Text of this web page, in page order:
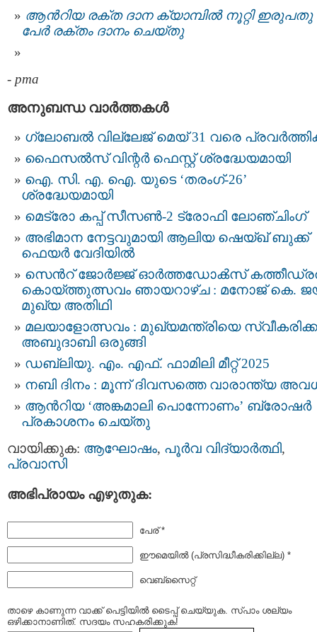
ആന്‍റിയ രക്ത ദാന ക്യാമ്പില്‍ നൂറ്റി ഇരുപതു
പേര്‍ രക്തം ദാനം ചെയ്തു
- pma
അനുബന്ധ വാര്‍ത്തകള്‍
ഗ്ലോബൽ വില്ലേജ് മെയ് 31 വരെ
ഫൈസൽസ് വിന്റർ ഫെസ്റ്റ് ശ്രദ്ധേയമായി
ഐ. സി. എ. ഐ. യുടെ ‘തരംഗ്-26’
ശ്രദ്ധേയമായി
മെട്രോ കപ്പ് സീസൺ-2 ട്രോഫി ലോഞ്ചിംഗ്
അഭിമാന നേട്ടവുമായി ആലിയ ഷെയ്ഖ് ബുക്ക്
ഫെയർ വേദിയിൽ
സെന്‍റ് ജോർജ്ജ് ഓർത്തഡോൿസ്‌
കൊയ്ത്തുത്സവം ഞായറാഴ്ച : മനോജ് കെ.
മുഖ്യ അതിഥി
മ​ല​യാ​ളോ​ത്സ​വം : മുഖ്യമന്ത്രിയെ
അബുദാബി ഒരുങ്ങി
ഡബ്ലിയു. എം. എഫ്. ഫാമിലി മീറ്റ് 2025
നബി ദിനം : മൂന്ന് ദിവസത്തെ വാരാന്ത്യ
ആൻറിയ ‘അങ്കമാലി പൊന്നോണം’ ബ്രോഷർ
പ്രകാശനം ചെയ്തു
വായിക്കുക: ആഘോഷം, പൂര്‍വ വിദ്യാര്‍ത്ഥി,
പ്രവാസി
അഭിപ്രായം എഴുതുക:
പേര് *
ഈമെയില്‍ (പ്രസിദ്ധീകരിക്കില്ല) *
വെബ്സൈറ്റ്
താഴെ കാണുന്ന വാക്ക് പെട്ടിയില്‍ ടൈപ്പ്‌ ചെയ്യുക. സ്പാം ശല്യം
ഒഴിക്കാനാണിത്. സദയം സഹകരിക്കുക!